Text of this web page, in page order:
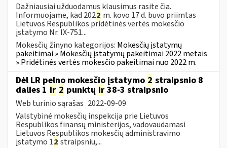
Dažniausiai užduodamus klausimus rasite čia.
Informuojame, kad 2022 m. kovo 17 d. buvo priimtas
Lietuvos Respublikos pridėtinės vertės mokesčio
įstatymo Nr. IX-751...
Mokesčių žinyno kategorijos: Mokesčių įstatymų
pakeitimai » Mokesčių įstatymų pakeitimai 2022 metais
» Pridėtinės vertės mokesčio pakeitimai nuo 2022 m.
Dėl LR pelno mokesčio įstatymo 2 straipsnio 8
dalies 1 ir 2 punktų ir 38-3 straipsnio
Web turinio sąrašas 2022-09-09
Valstybinė mokesčių inspekcija prie Lietuvos
Respublikos finansų ministerijos, vadovaudamasi
Lietuvos Respublikos mokesčių administravimo
įstatymo 12 straipsniu,...